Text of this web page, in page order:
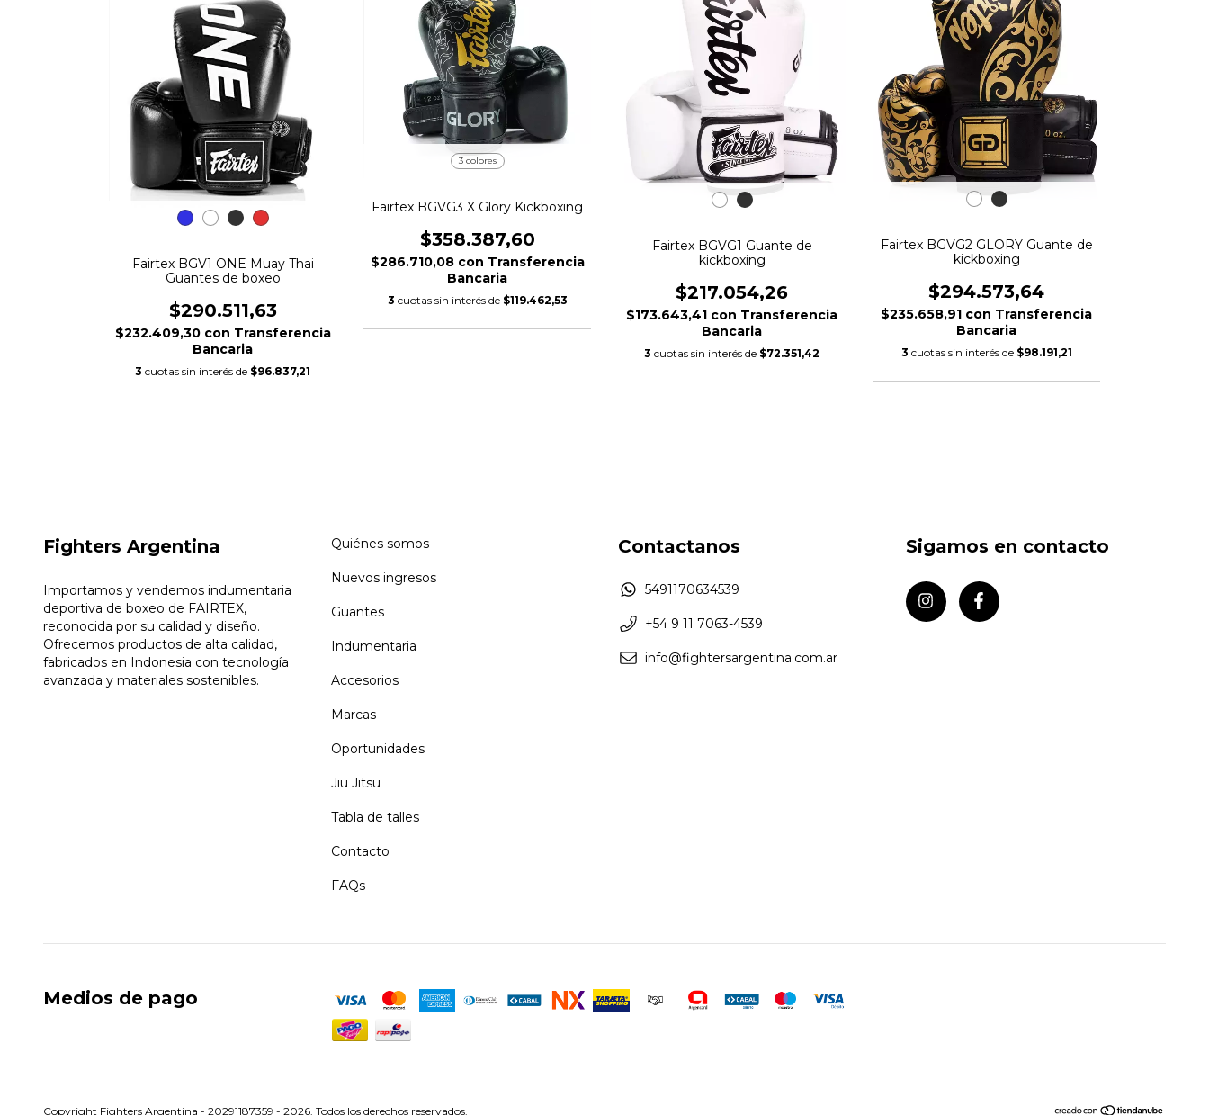
Fairtex BGV1 ONE Muay Thai
Guantes de boxeo
$290.511,63
$232.409,30 con Transferencia
Bancaria
3 cuotas sin interés de $96.837,21
3 colores
Fairtex BGVG3 X Glory Kickboxing
$358.387,60
$286.710,08 con Transferencia
Bancaria
3 cuotas sin interés de $119.462,53
Fairtex BGVG1 Guante de
kickboxing
$217.054,26
$173.643,41 con Transferencia
Bancaria
3 cuotas sin interés de $72.351,42
Fairtex BGVG2 GLORY Guante de
kickboxing
$294.573,64
$235.658,91 con Transferencia
Bancaria
3 cuotas sin interés de $98.191,21
Fighters Argentina
Importamos y vendemos indumentaria
deportiva de boxeo de FAIRTEX,
reconocida por su calidad y diseño.
Ofrecemos productos de alta calidad,
fabricados en Indonesia con tecnología
avanzada y materiales sostenibles.
Quiénes somos
Nuevos ingresos
Guantes
Indumentaria
Accesorios
Marcas
Oportunidades
Jiu Jitsu
Tabla de talles
Contacto
FAQs
Contactanos
5491170634539
+54 9 11 7063-4539
info@fightersargentina.com.ar
Sigamos en contacto
Medios de pago
Copyright Fighters Argentina - 20291187359 - 2026. Todos los derechos reservados.